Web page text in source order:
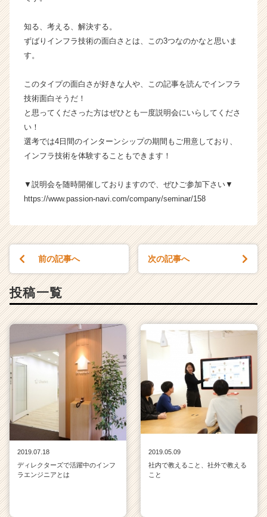
知る、考える、解決する。
ずばりインフラ技術の面白さとは、この3つなのかなと思いま
す。
このタイプの面白さが好きな人や、この記事を読んでインフラ
技術面白そうだ！
と思ってくださった方はぜひとも一度説明会にいらしてくださ
い！
選考では4日間のインターンシップの期間もご用意しており、
インフラ技術を体験することもできます！
▼説明会を随時開催しておりますので、ぜひご参加下さい▼
https://www.passion-navi.com/company/seminar/158
前の記事へ 次の記事へ
投稿一覧
2019.07.18
ディレクターズで活躍中のインフ
ラエンジニアとは
2019.05.09
社内で教えること、社外で教える
こと